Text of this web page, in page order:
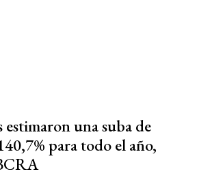
una suba de
para todo el año,